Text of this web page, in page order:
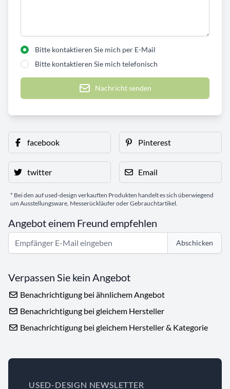
Bitte kontaktieren Sie mich per E-Mail
Bitte kontaktieren Sie mich telefonisch
Nachricht senden
facebook Pinterest
twitter Email
* Bei den auf used-design verkauften Produkten handelt es sich überwiegend
um Ausstellungsware, Messerückläufer oder Gebrauchtartikel.
Angebot einem Freund empfehlen
Abschicken
Verpassen Sie kein Angebot
Benachrichtigung bei ähnlichem Angebot
Benachrichtigung bei gleichem Hersteller
Benachrichtigung bei gleichem Hersteller & Kategorie
USED-DESIGN NEWSLETTER